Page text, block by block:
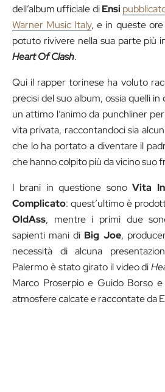
dell’album ufficiale diEnsi
Warner Music Italy, e in queste
potuto rivivere nella sua parte più
Heart Of Clash.
Qui il rapper torinese ha voluto
precisi del suo album, ossia quelli
un attimo l’animo da punchliner
vita privata, raccontandoci sia
che lo ha portato a diventare il
che hanno colpito più da vicino suo
I brani in questione sonoVita
Complicato: quest’ultimo è
OldAss, mentre i primi due
sapienti mani di Big Joe,
necessità di alcuna
Palermo è stato girato il video di
Marco Proserpio e Guido Borso
atmosfere calcate e raccontate da